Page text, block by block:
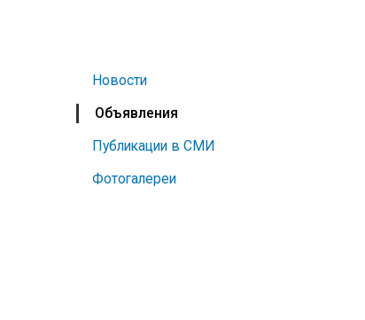
Новости
Объявления
Публикации в СМИ
Фотогалереи